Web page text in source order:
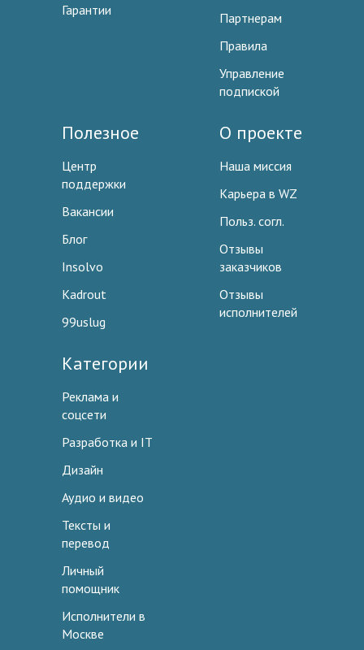
Гарантии
Партнерам
Правила
Управление
подпиской
Полезное
Центр
поддержки
Вакансии
Блог
Insolvo
Kadrout
99uslug
О проекте
Наша миссия
Карьера в WZ
Польз. согл.
Отзывы
заказчиков
Отзывы
исполнителей
Категории
Реклама и
соцсети
Разработка и IT
Дизайн
Аудио и видео
Тексты и
перевод
Личный
помощник
Исполнители в
Москве